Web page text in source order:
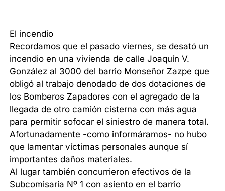
El incendio
Recordamos que el pasado viernes, se desató un
incendio en una vivienda de calle Joaquín V.
González al 3000 del barrio Monseñor Zazpe que
obligó al trabajo denodado de dos dotaciones de
los Bomberos Zapadores con el agregado de la
llegada de otro camión cisterna con más agua
para permitir sofocar el siniestro de manera total.
Afortunadamente -como informáramos- no hubo
que lamentar víctimas personales aunque sí
importantes daños materiales.
Al lugar también concurrieron efectivos de la
Subcomisaría Nº 1 con asiento en el barrio